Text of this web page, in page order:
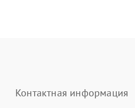
Контактная информация